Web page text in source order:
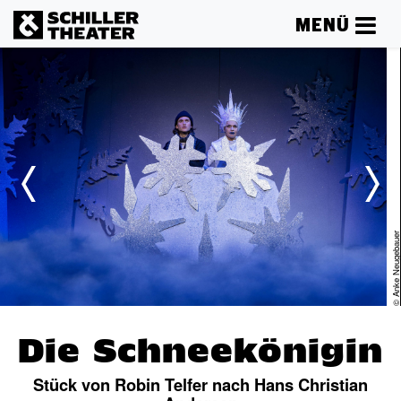
MENÜ
© Anke Neugebauer
Die Schneekönigin
Stück von Robin Telfer nach Hans Christian